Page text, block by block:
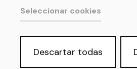
Seleccionar cookies
Descartar todas